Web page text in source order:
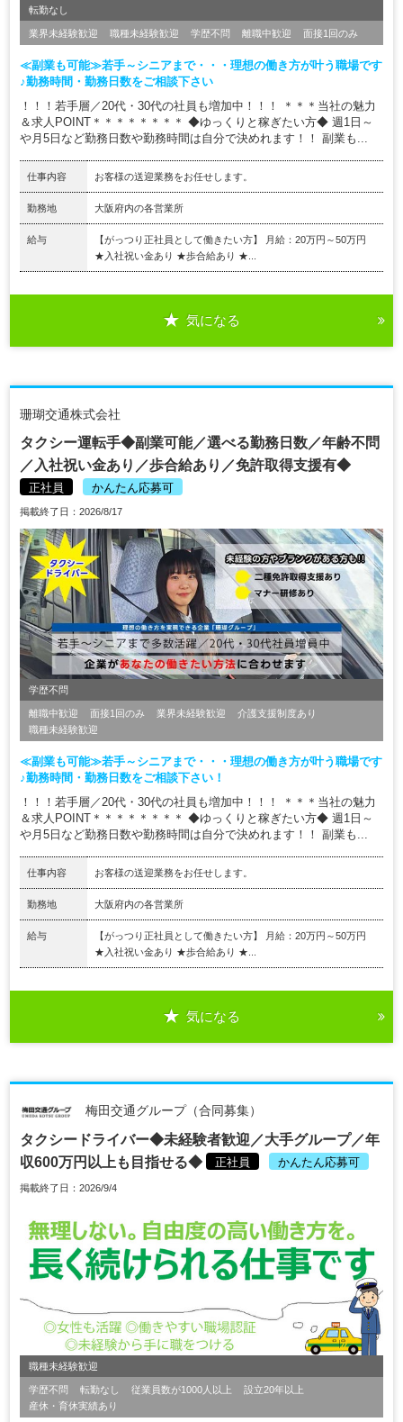
転勤なし
業界未経験歓迎 職種未経験歓迎 学歴不問 離職中歓迎 面接1回のみ
≪副業も可能≫若手～シニアまで・・・理想の働き方が叶う職場です
♪勤務時間・勤務日数をご相談下さい
！！！若手層／20代・30代の社員も増加中！！！ ＊＊＊当社の魅力
＆求人POINT＊＊＊＊＊＊＊＊ ◆ゆっくりと稼ぎたい方◆ 週1日～
や月5日など勤務日数や勤務時間は自分で決めれます！！ 副業も...
仕事内容 お客様の送迎業務をお任せします。
勤務地 大阪府内の各営業所
給与
【がっつり正社員として働きたい方】 月給：20万円～50万円
★入社祝い金あり ★歩合給あり ★...
気になる
珊瑚交通株式会社
タクシー運転手◆副業可能／選べる勤務日数／年齢不問
／入社祝い金あり／歩合給あり／免許取得支援有◆
正社員 かんたん応募可
掲載終了日：2026/8/17
学歴不問
離職中歓迎 面接1回のみ 業界未経験歓迎
介護支援制度あり
職種未経験歓迎
≪副業も可能≫若手～シニアまで・・・理想の働き方が叶う職場です
♪勤務時間・勤務日数をご相談下さい！
！！！若手層／20代・30代の社員も増加中！！！ ＊＊＊当社の魅力
＆求人POINT＊＊＊＊＊＊＊＊ ◆ゆっくりと稼ぎたい方◆ 週1日～
や月5日など勤務日数や勤務時間は自分で決めれます！！ 副業も...
仕事内容 お客様の送迎業務をお任せします。
勤務地 大阪府内の各営業所
給与
【がっつり正社員として働きたい方】 月給：20万円～50万円
★入社祝い金あり ★歩合給あり ★...
気になる
梅田交通グループ（合同募集）
タクシードライバー◆未経験者歓迎／大手グループ／年
収600万円以上も目指せる◆
正社員 かんたん応募可
掲載終了日：2026/9/4
職種未経験歓迎
学歴不問 転勤なし 従業員数が1000人以上
設立20年以上
産休・育休実績あり